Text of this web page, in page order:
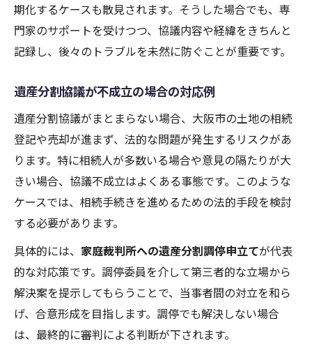
期化するケースも散見されます。そうした場合でも、専
門家のサポートを受けつつ、協議内容や経緯をきちんと
記録し、後々のトラブルを未然に防ぐことが重要です。
遺産分割協議が不成立の場合の対応例
遺産分割協議がまとまらない場合、大阪市の土地の相続
登記や売却が進まず、法的な問題が発生するリスクがあ
ります。特に相続人が多数いる場合や意見の隔たりが大
きい場合、協議不成立はよくある事態です。このような
ケースでは、相続手続きを進めるための法的手段を検討
する必要があります。
具体的には、 家庭裁判所への遺産分割調停申立てが代表
的な対応策です。調停委員を介して第三者的な立場から
解決案を提示してもらうことで、当事者間の対立を和ら
げ、合意形成を目指します。調停でも解決しない場合
は、最終的に審判による判断が下されます。